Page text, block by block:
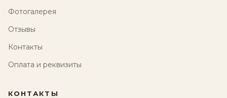
Фотогалерея
Отзывы
Контакты
Оплата и реквизиты
КОНТАКТЫ